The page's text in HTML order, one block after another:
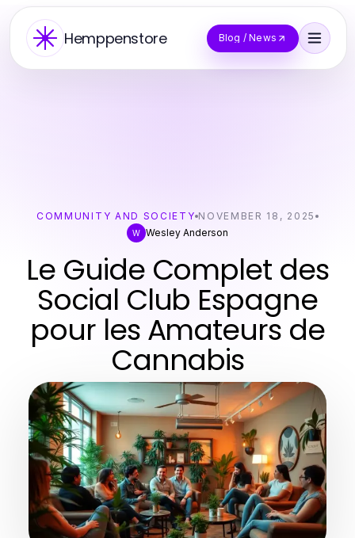
Hemppenstore Blog / News
COMMUNITY AND SOCIETY NOVEMBER 18, 2025
W Wesley Anderson
Le Guide Complet des
Social Club Espagne
pour les Amateurs de
Cannabis